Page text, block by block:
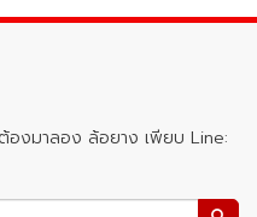
องมาลอง ล้อยาง เพียบ Line: